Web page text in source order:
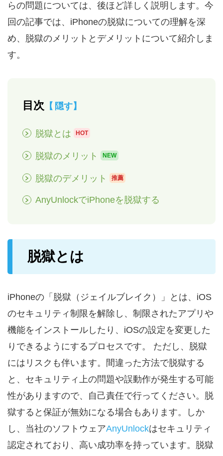
らの問題については、後ほど詳しく説明します。今
回の記事では、iPhoneの脱獄についての理解を深
め、脱獄のメリットとデメリットについて紹介しま
す。
目次 隠す
脱獄とは HOT
脱獄のメリット NEW
脱獄のデメリット 推薦
AnyUnlockでiPhoneを脱獄する
脱獄とは
iPhoneの「脱獄（ジェイルブレイク）」とは、iOS
のセキュリティ制限を解除し、制限されたアプリや
機能をインストールしたり、iOSの設定を変更した
りできるようにするプロセスです。 ただし、脱獄
にはリスクも伴います。間違った方法で脱獄する
と、セキュリティ上の問題や誤動作が発生する可能
性がありますので、自己責任で行ってください。脱
獄すると保証が無効になる場合もあります。しか
し、当社のソフトウェアAnyUnlockはセキュリティ
認定されており、高い成功率を持っています。脱獄